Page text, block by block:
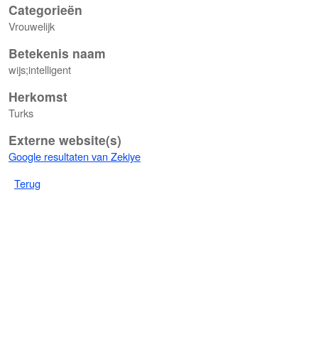
Categorieën
Vrouwelijk
Betekenis naam
wijs;intelligent
Herkomst
Turks
Externe website(s)
Google resultaten van Zekiye
Terug